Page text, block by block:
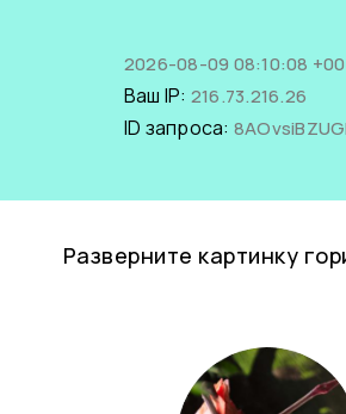
2026-08-09 08:10:08
Ваш IP: 216.73.216.26
ID запроса:
Разверните картинку